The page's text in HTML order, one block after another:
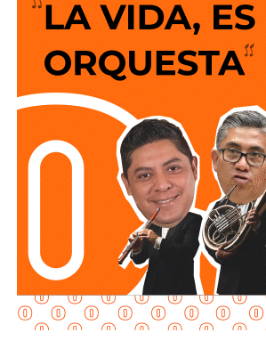
medios en una herramienta para
expresión?
En ese contexto, la senadora Ruth
cuestionada sobre si consideraba
regulación que contribuyera a
periodístico.
Su respuesta fue breve y se centró en
individual de quienes ejercen la
“Yo creo que el periodismo
firmar. Al periodismo siempre se le
nombre y apellido”, respondió.
La senadora añadió que está a